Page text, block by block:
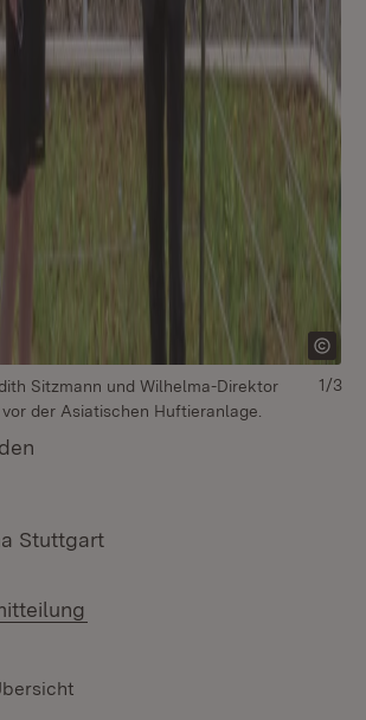
Sitzmann und Wilhelma-Direktor
der Asiatischen Huftieranlage.
1/3
Stuttgart